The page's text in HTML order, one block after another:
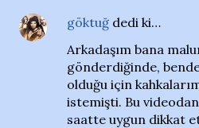
göktuğ dedi ki…
Arkadaşım bana
gönderdiğinde,
olduğu için
istemişti. Bu
saatte uygun dikkat